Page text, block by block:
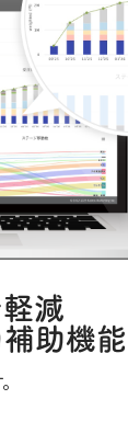
減
補助機能